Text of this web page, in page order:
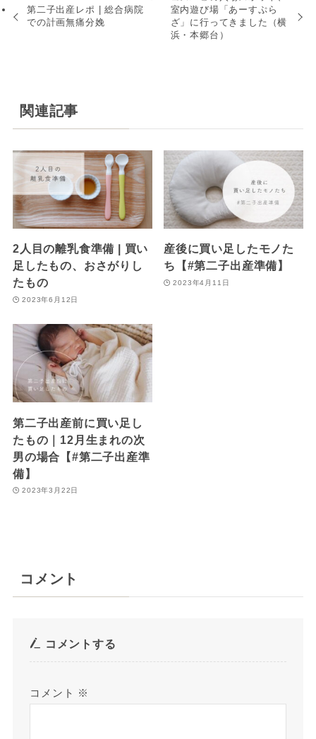
第二子出産レポ | 総合病院
での計画無痛分娩
室内遊び場「あーすぷら
ざ」に行ってきました（横
浜・本郷台）
関連記事
2人目の離乳食準備 | 買い
足したもの、おさがりし
たもの
2023年6月12日
産後に買い足したモノた
ち【#第二子出産準備】
2023年4月11日
第二子出産前に買い足し
たもの｜12月生まれの次
男の場合【#第二子出産準
備】
2023年3月22日
コメント
コメントする
コメント ※